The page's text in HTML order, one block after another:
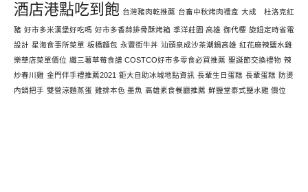
酒店港點吃到飽 台灣豬肉乾推薦 台畜中秋烤肉禮盒 大成 杜洛克紅
豬 好市多米漢堡好吃嗎 好市多香蒜排骨酥烤箱 季洋莊園 高雄 御代櫻 旋鈕定時省電
設計 星海食事所菜單 板橋麵包 永豐街牛丼 汕頭泉成沙茶潮鍋高雄 紅花麻辣鹽水雞
樂華店菜單價位 纖三薯草莓食譜 COSTCO好市多零食必買推薦 聖誕節交換禮物 辣
炒春川雞 金門伴手禮推薦2021 鉅大自助冰城地點資訊 長輩生日蛋糕 長輩蛋糕 防燙
內鍋把手 雙營涼麵蒸蛋 雞排本色 墨魚 高雄素食餐廳推薦 鮮鹽堂泰式鹽水雞 價位